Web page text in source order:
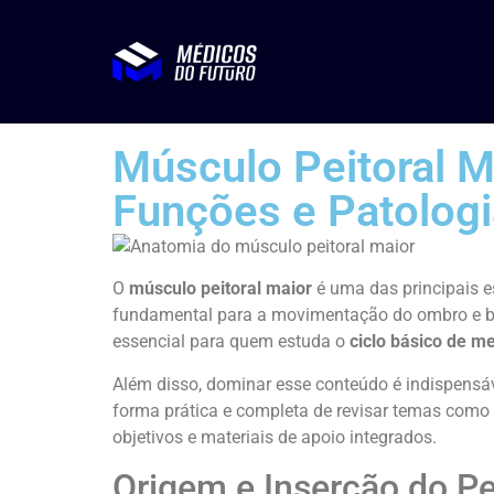
Músculo Peitoral
Funções e
O músculo peitoral maior é uma das principais
fundamental para a movimentação do ombro e
essencial para quem estuda o ciclo básico de
Além disso, dominar esse conteúdo é
forma prática e completa de revisar temas como
objetivos e materiais de apoio integrados.